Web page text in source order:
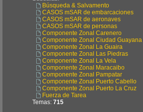
Búsqueda & Salvamento
CASOS mSAR de embarcaciones
CASOS mSAR de aeronaves
CASOS mSAR de personas
Componente Zonal Carenero
Componente Zonal Ciudad Guayana
Componente Zonal La Guaira
Componente Zonal Las Piedras
Componente Zonal La Vela
Componente Zonal Maracaibo
Componente Zonal Pampatar
Componente Zonal Puerto Cabello
Componente Zonal Puerto La Cruz
Fuerza de Tarea
Temas: 715